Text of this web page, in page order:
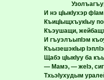
И нэ цIыкIухэр
КъицIыщхъукIыу
Къэушащи,
И гъуэлъыпIэм
КъызешэкIыр IэплIэ
Щабэ цIыкIуу ба
— Мамэ, — жеIэ,
ТхьэIухудым